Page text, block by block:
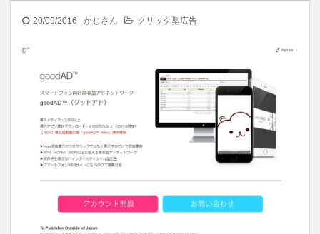
20/09/2016 かじさん クリック型広告